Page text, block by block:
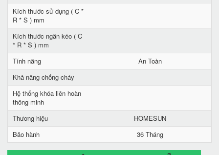
Kích thước sử dụng ( C *
R * S ) mm
Kích thước ngăn kéo ( C
* R * S ) mm
Tính năng
An Toàn
Khả năng chống cháy
Hệ thống khóa liên hoàn
thông minh
Thương hiệu
HOMESUN
Bảo hành
36 Tháng